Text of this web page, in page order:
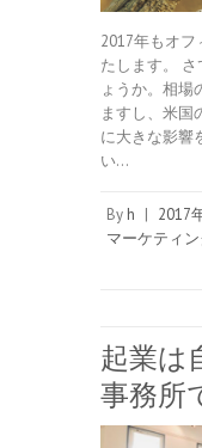
2017年もオ
たします。
ょうか。相場
ますし、米国
に大きな影響
い…
By h | 2017
マーケティ
起業は
事務所